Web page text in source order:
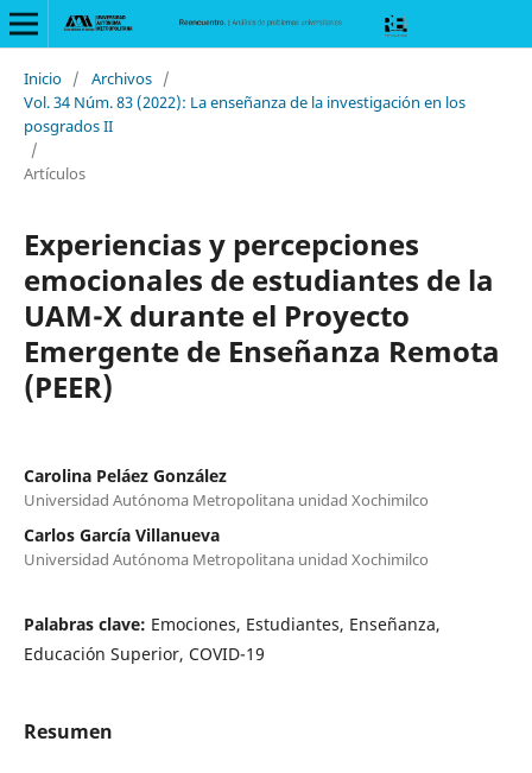
Inicio / Archivos /
Vol. 34 Núm. 83 (2022): La enseñanza de la investigación en los
posgrados II
/
Artículos
Experiencias y percepciones
emocionales de estudiantes de la
UAM-X durante el Proyecto
Emergente de Enseñanza Remota
(PEER)
Carolina Peláez González
Universidad Autónoma Metropolitana unidad Xochimilco
Carlos García Villanueva
Universidad Autónoma Metropolitana unidad Xochimilco
Palabras clave: Emociones, Estudiantes, Enseñanza,
Educación Superior, COVID-19
Resumen